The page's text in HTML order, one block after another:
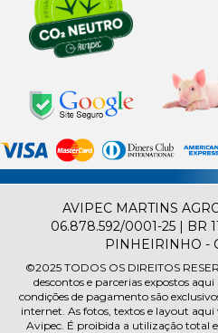
AVIPEC MARTINS
06.878.592/0001-25 | BR
PINHEIRINHO -
©2025 TODOS OS DIREITOS
descontos e parcerias expostos
condições de pagamento são
internet. As fotos, textos e layout aqui
Avipec. É proibida a utilização total